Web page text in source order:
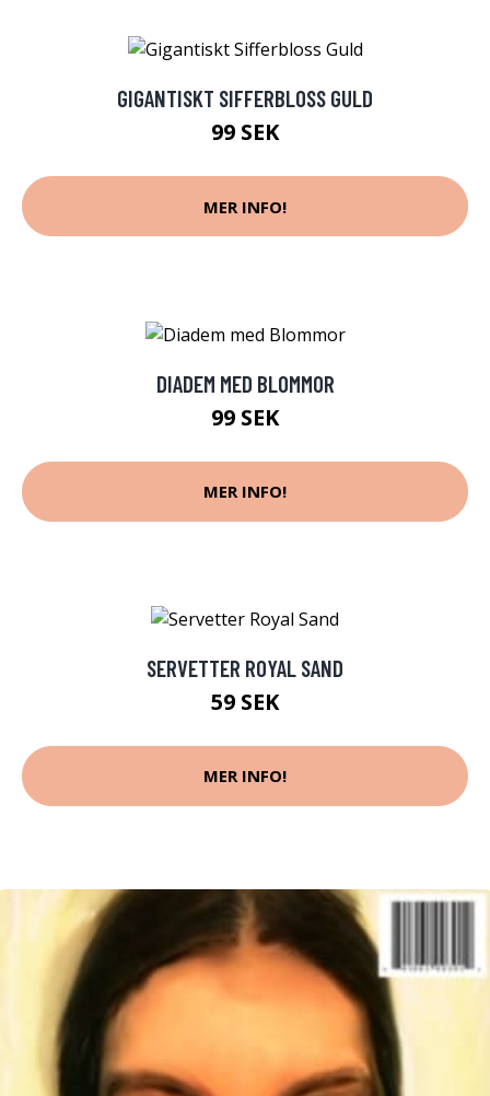
GIGANTISKT SIFFERBLOSS GULD
99 SEK
MER INFO!
DIADEM MED BLOMMOR
99 SEK
MER INFO!
SERVETTER ROYAL SAND
59 SEK
MER INFO!